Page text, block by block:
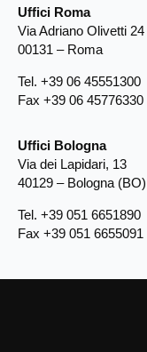
Uffici Roma
Via Adriano Olivetti 24
00131 – Roma
Tel. +39 06 45551300
Fax +39 06 45776330
Uffici Bologna
Via dei Lapidari, 13
40129 – Bologna (BO)
Tel. +39 051 6651890
Fax +39 051 6655091